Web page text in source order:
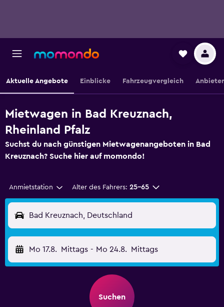
Aktuelle Angebote Einblicke Fahrzeugvergleich
Mietwagen in Bad Kreuznach,
Rheinland Pfalz
Suchst du nach günstigen Mietwagenangeboten in Bad
Kreuznach? Suche hier auf momondo!
Anmietstation Alter des Fahrers: 25-65
Bad Kreuznach, Deutschland
Mo 17.8. Mittags - Mo 24.8. Mittags
Suchen